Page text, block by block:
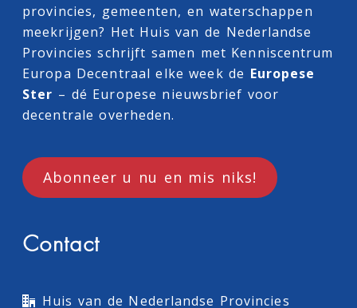
provincies, gemeenten, en waterschappen
meekrijgen? Het Huis van de Nederlandse
Provincies schrijft samen met Kenniscentrum
Europa Decentraal elke week de Europese
Ster – dé Europese nieuwsbrief voor
decentrale overheden.
Abonneer u nu en mis niks!
Contact
Huis van de Nederlandse Provincies